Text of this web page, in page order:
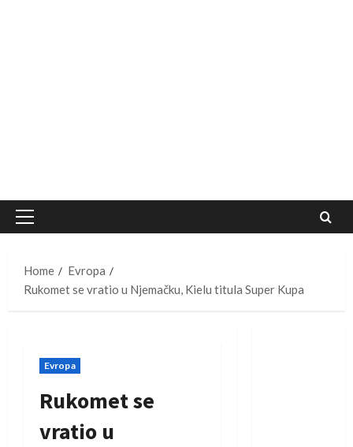
Primary
Home
Evropa
Rukomet se vratio u Njemačku, Kielu titula Super Kupa
Evropa
Rukomet se
vratio u